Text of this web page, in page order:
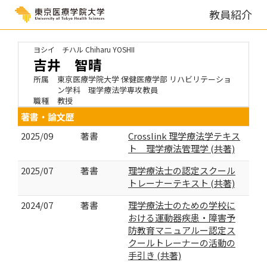
教員紹介
ヨシイ チハル Chiharu YOSHII
吉井 智晴
所属
東京医療学院大学 保健医療学部 リハビリテーショ
ン学科 理学療法学専攻教員
職種
教授
著書・論文歴
2025/09
著書
Crosslink 理学療法学テキス
ト 理学療法管理学 (共著)
2025/07
著書
理学療法士の認定スクール
トレーナーテキスト (共著)
2024/07
著書
理学療法士のための学校に
おける運動器疾患・障害予
防教育マニュアルー認定ス
クールトレーナーの活動の
手引き (共著)